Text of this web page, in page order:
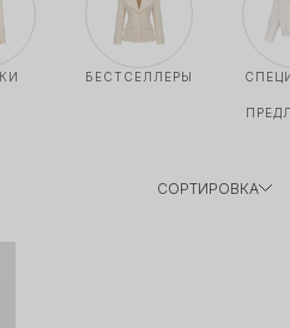
БЕСТСЕЛЛЕРЫ
СОРТИРОВКА